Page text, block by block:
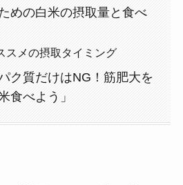
めの白米の摂取量と食べ
スメの摂取タイミング
ク質だけはNG！筋肥大を
食べよう」